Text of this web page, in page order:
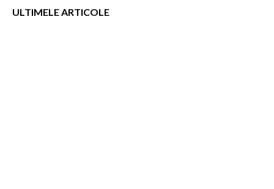
ULTIMELE ARTICOLE